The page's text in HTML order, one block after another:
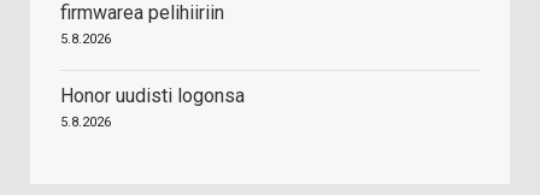
firmwarea pelihiiriin
5.8.2026
Honor uudisti logonsa
5.8.2026